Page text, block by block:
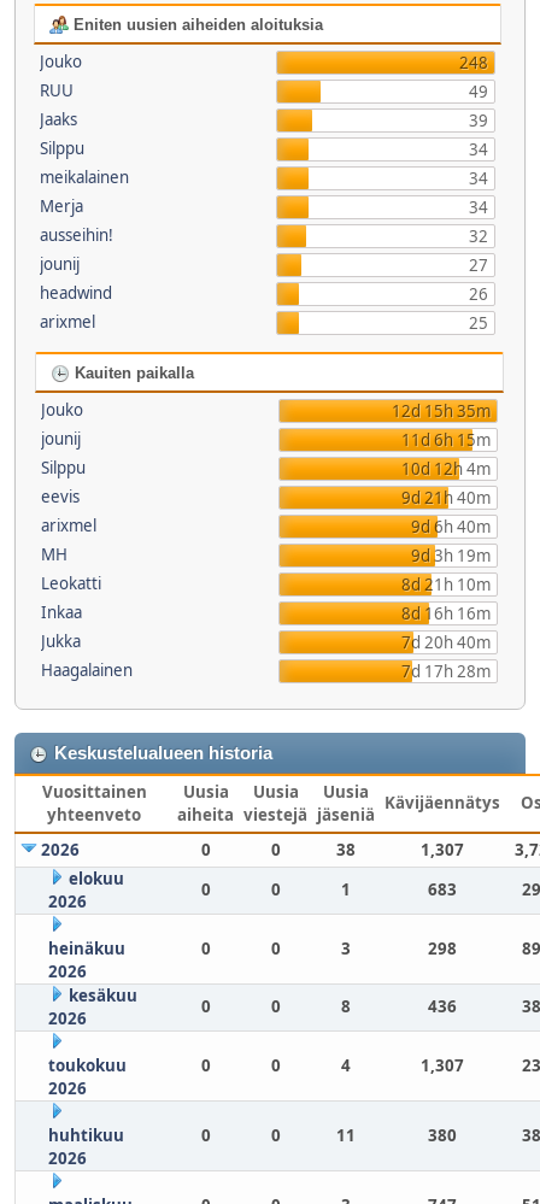
Eniten uusien aiheiden aloituksia
Jouko
248
RUU
49
Jaaks
39
Silppu
34
meikalainen
34
Merja
34
ausseihin!
32
jounij
27
headwind
26
arixmel
25
Kauiten paikalla
Jouko
12d 15h 35m
jounij
11d 6h 15m
Silppu
10d 12h 4m
eevis
9d 21h 40m
arixmel
9d 6h 40m
MH
9d 3h 19m
Leokatti
8d 21h 10m
Inkaa
8d 16h 16m
Jukka
7d 20h 40m
Haagalainen
7d 17h 28m
Keskustelualueen historia
Vuosittainen
yhteenveto
Uusia
aiheita
Uusia
viestejä
Uusia
jäseniä
Kävijäennätys
2026 0 0 38 1,307
elokuu
2026
0 0 1 683
heinäkuu
2026
0 0 3 298
kesäkuu
2026
0 0 8 436
toukokuu
2026
0 0 4 1,307
huhtikuu
2026
0 0 11 380